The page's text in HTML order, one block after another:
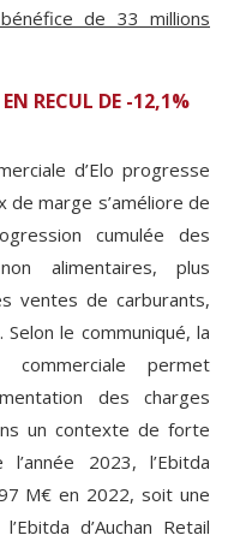
de 33 millions
RECUL DE -12,1%
d’Elo progresse
de marge s’améliore de
cumulée des
alimentaires, plus
ventes de carburants,
le communiqué, la
permet
des charges
un contexte de forte
2023, l’Ebitda
M€ en 2022, soit une
d’Auchan Retail